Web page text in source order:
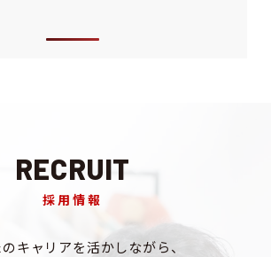
RECRUIT
採用情報
キャリアを活かしながら、